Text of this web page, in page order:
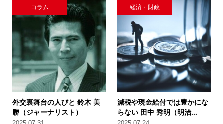
コラム
外交裏舞台の人びと 鈴木 美
勝（ジャーナリスト）
経済・財政
減税や現金給付では豊かにな
らない 田中 秀明（明治...